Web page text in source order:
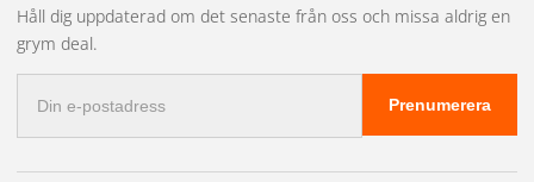
Håll dig uppdaterad om det senaste från oss och missa aldrig en
grym deal.
postadress
Prenumerera